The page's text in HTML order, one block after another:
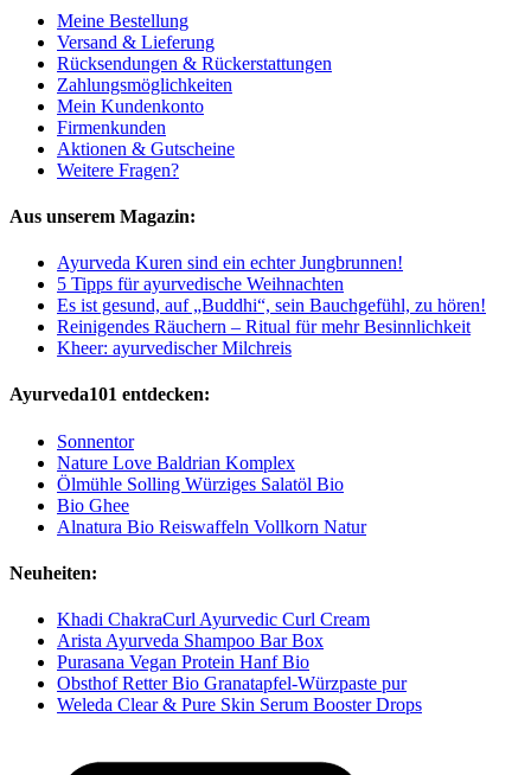
Meine Bestellung
Versand & Lieferung
Rücksendungen & Rückerstattungen
Zahlungsmöglichkeiten
Mein Kundenkonto
Firmenkunden
Aktionen & Gutscheine
Weitere Fragen?
Aus unserem Magazin:
Ayurveda Kuren sind ein echter Jungbrunnen!
5 Tipps für ayurvedische Weihnachten
Es ist gesund, auf „Buddhi“, sein Bauchgefühl, zu hören!
Reinigendes Räuchern – Ritual für mehr Besinnlichkeit
Kheer: ayurvedischer Milchreis
Ayurveda101 entdecken:
Sonnentor
Nature Love Baldrian Komplex
Ölmühle Solling Würziges Salatöl Bio
Bio Ghee
Alnatura Bio Reiswaffeln Vollkorn Natur
Neuheiten:
Khadi ChakraCurl Ayurvedic Curl Cream
Arista Ayurveda Shampoo Bar Box
Purasana Vegan Protein Hanf Bio
Obsthof Retter Bio Granatapfel-Würzpaste pur
Weleda Clear & Pure Skin Serum Booster Drops